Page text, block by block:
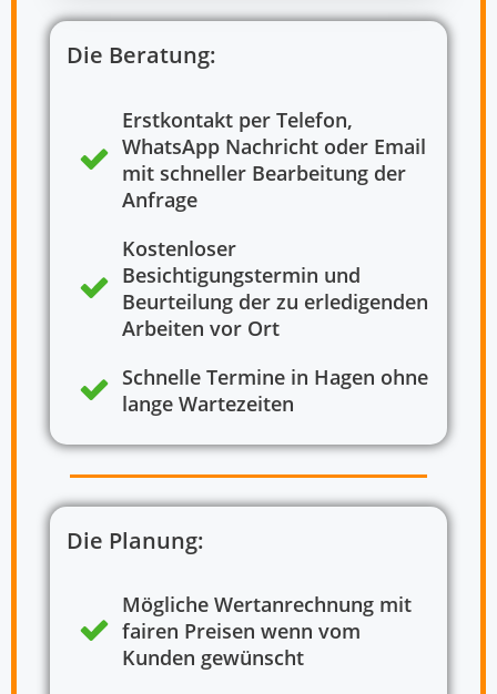
Die Beratung:
Erstkontakt per Telefon,
WhatsApp Nachricht oder Email
mit schneller Bearbeitung der
Anfrage
Kostenloser
Besichtigungstermin und
Beurteilung der zu erledigenden
Arbeiten vor Ort
Schnelle Termine in Hagen ohne
lange Wartezeiten
Die Planung:
Mögliche Wertanrechnung mit
fairen Preisen wenn vom
Kunden gewünscht